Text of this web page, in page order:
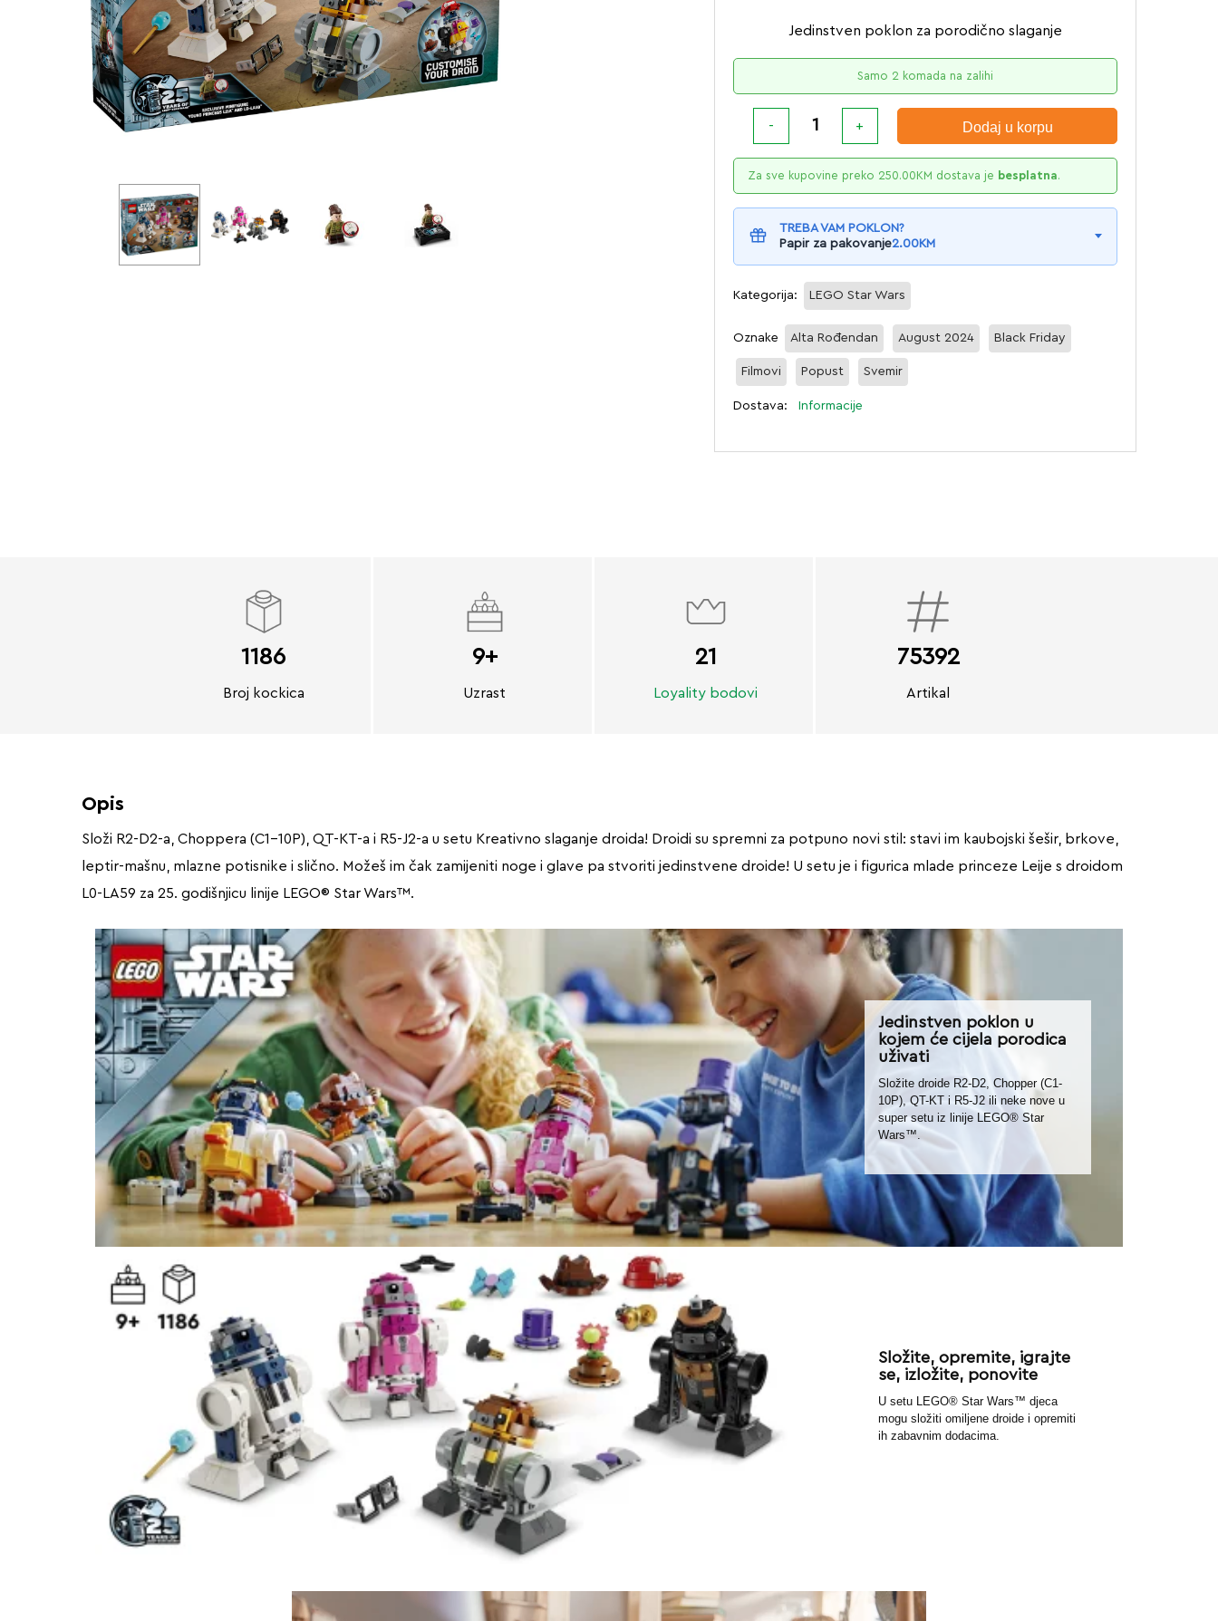
Jedinstven poklon za porodično slaganje
Samo 2 komada na zalihi
Dodaj u korpu
Za sve kupovine preko 250.00KM dostava je besplatna.
TREBA VAM POKLON?
Papir za pakovanje2.00KM
Kategorija: LEGO Star Wars
Oznake Alta Rođendan August 2024 Black Friday
Filmovi Popust Svemir
Dostava: Informacije
1186
Broj kockica
9+
Uzrast
21
Loyality bodovi
75392
Artikal
Opis
Složi R2-D2-a, Choppera (C1-10P), QT-KT-a i R5-J2-a u setu Kreativno slaganje droida! Droidi su spremni za potpuno novi stil: stavi im kaubojski šešir, brkove,
leptir-mašnu, mlazne potisnike i slično. Možeš im čak zamijeniti noge i glave pa stvoriti jedinstvene droide! U setu je i figurica mlade princeze Leije s droidom
L0-LA59 za 25. godišnjicu linije LEGO® Star Wars™.
Jedinstven poklon u
kojem će cijela porodica
uživati
Složite droide R2-D2, Chopper (C1-
10P), QT-KT i R5-J2 ili neke nove u
super setu iz linije LEGO® Star
Wars™.
Složite, opremite, igrajte
se, izložite, ponovite
U setu LEGO® Star Wars™ djeca
mogu složiti omiljene droide i opremiti
ih zabavnim dodacima.